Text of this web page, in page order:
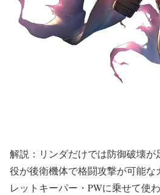
解説：リンダだけでは防御破壊が
役が後衛機体で格闘攻撃が可能な
レットキーパー・PWに乗せて使